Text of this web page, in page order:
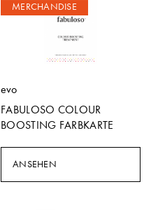
MERCHANDISE
evo
FABULOSO COLOUR
BOOSTING FARBKARTE
ANSEHEN